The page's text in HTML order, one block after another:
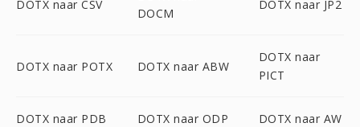
DOTX naar CSV
DOCM
DOTX naar JP2
DOTX naar POTX DOTX naar ABW
DOTX naar
PICT
DOTX naar PDB DOTX naar ODP DOTX naar AW